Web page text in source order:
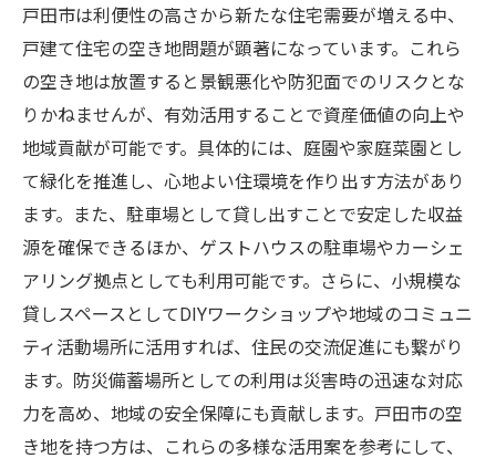
戸田市は利便性の高さから新たな住宅需要が増える中、
戸建て住宅の空き地問題が顕著になっています。これら
の空き地は放置すると景観悪化や防犯面でのリスクとな
りかねませんが、有効活用することで資産価値の向上や
地域貢献が可能です。具体的には、庭園や家庭菜園とし
て緑化を推進し、心地よい住環境を作り出す方法があり
ます。また、駐車場として貸し出すことで安定した収益
源を確保できるほか、ゲストハウスの駐車場やカーシェ
アリング拠点としても利用可能です。さらに、小規模な
貸しスペースとしてDIYワークショップや地域のコミュニ
ティ活動場所に活用すれば、住民の交流促進にも繋がり
ます。防災備蓄場所としての利用は災害時の迅速な対応
力を高め、地域の安全保障にも貢献します。戸田市の空
き地を持つ方は、これらの多様な活用案を参考にして、